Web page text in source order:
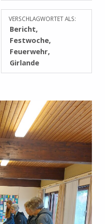
VERSCHLAGWORTET ALS:
Bericht
Festwoche
Feuerwehr
Girlande